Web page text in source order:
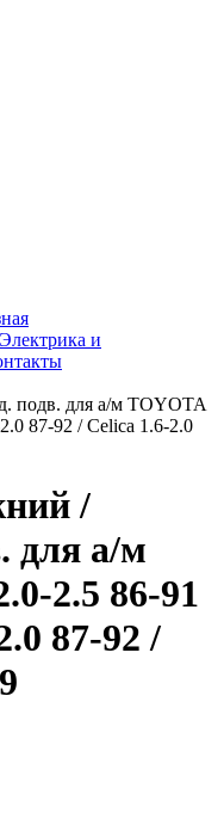
Электрика и
/
для а/м
2.5 86-91
87-92 /